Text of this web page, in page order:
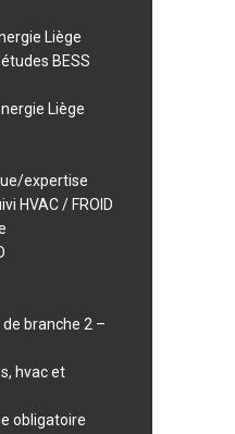
Liège
BESS
Liège
expertise
HVAC / FROID
branche 2 –
hvac et
obligatoire